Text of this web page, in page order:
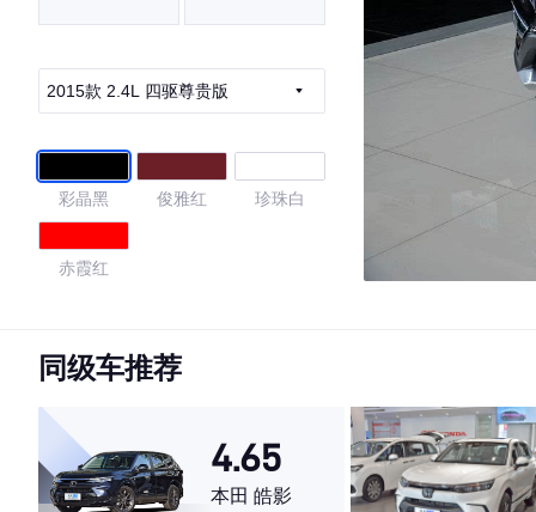
2015款 2.4L 四驱尊贵版
彩晶黑 俊雅红 珍珠白
赤霞红
4.46
·外观表现一般，低于88%同级车
·内饰表现一般，低于93%同级车
·空间表现较为优秀，优于69%同级车
同级车推荐
4.65
本田 皓影